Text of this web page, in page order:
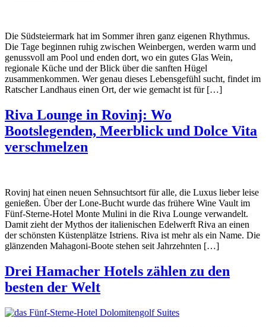
Die Südsteiermark hat im Sommer ihren ganz eigenen Rhythmus.
Die Tage beginnen ruhig zwischen Weinbergen, werden warm und
genussvoll am Pool und enden dort, wo ein gutes Glas Wein,
regionale Küche und der Blick über die sanften Hügel
zusammenkommen. Wer genau dieses Lebensgefühl sucht, findet im
Ratscher Landhaus einen Ort, der wie gemacht ist für […]
Riva Lounge in Rovinj: Wo
Bootslegenden, Meerblick und Dolce Vita
verschmelzen
Rovinj hat einen neuen Sehnsuchtsort für alle, die Luxus lieber leise
genießen. Über der Lone-Bucht wurde das frühere Wine Vault im
Fünf-Sterne-Hotel Monte Mulini in die Riva Lounge verwandelt.
Damit zieht der Mythos der italienischen Edelwerft Riva an einen
der schönsten Küstenplätze Istriens. Riva ist mehr als ein Name. Die
glänzenden Mahagoni-Boote stehen seit Jahrzehnten […]
Drei Hamacher Hotels zählen zu den
besten der Welt